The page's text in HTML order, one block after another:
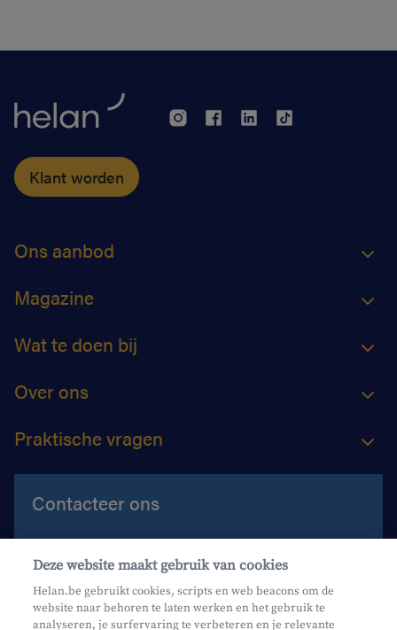
Klant worden
Ons aanbod
Magazine
Wat te doen bij
Over ons
Praktische vragen
Contacteer ons
Contacteer ons
Maak een afspraak
Waar vind je ons?
Deze website maakt gebruik van cookies
Helan.be gebruikt cookies, scripts en web beacons om de
website naar behoren te laten werken en het gebruik te
analyseren, je surfervaring te verbeteren en je relevante